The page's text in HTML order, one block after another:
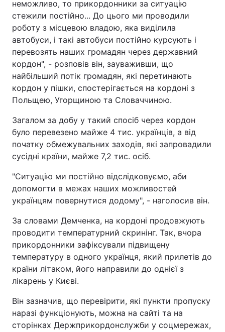
неможливо, то прикордонники за ситуацію
стежили постійно... До цього ми проводили
роботу з місцевою владою, яка виділила
автобуси, і такі автобуси постійно курсують і
перевозять наших громадян через державний
кордон", - розповів він, зауваживши, що
найбільший потік громадян, які перетинають
кордон у пішки, спостерігається на кордоні з
Польщею, Угорщиною та Словаччиною.
Загалом за добу у такий спосіб через кордон
було перевезено майже 4 тис. українців, а від
початку обмежувальних заходів, які запровадили
сусідні країни, майже 7,2 тис. осіб.
"Ситуацію ми постійно відслідковуємо, аби
допомогти в межах наших можливостей
українцям повернутися додому", - наголосив він.
За словами Демченка, на кордоні продовжують
проводити температурний скринінг. Так, вчора
прикордонники зафіксували підвищену
температуру в одного українця, який прилетів до
країни літаком, його направили до однієї з
лікарень у Києві.
Він зазначив, що перевірити, які пункти пропуску
наразі функціонують, можна на сайті та на
сторінках Держприкордонслужби у соцмережах,